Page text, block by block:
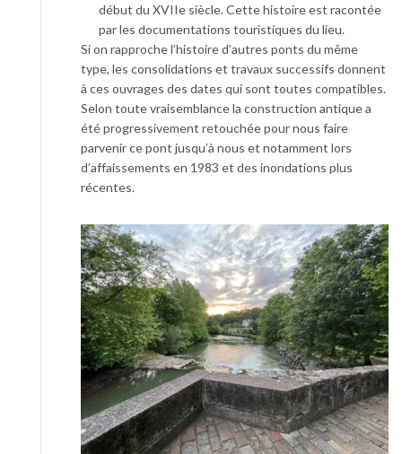
début du XVIIe siècle. Cette histoire est racontée
par les documentations touristiques du lieu.
Si on rapproche l’histoire d’autres ponts du même
type, les consolidations et travaux successifs donnent
à ces ouvrages des dates qui sont toutes compatibles.
Selon toute vraisemblance la construction antique a
été progressivement retouchée pour nous faire
parvenir ce pont jusqu’à nous et notamment lors
d’affaissements en 1983 et des inondations plus
récentes.